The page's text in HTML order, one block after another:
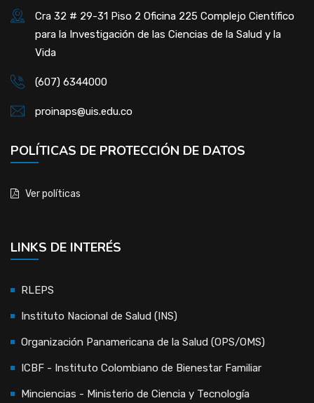
Cra 32 # 29-31 Piso 2 Oficina 225 Complejo Científico
para la Investigación de las Ciencias de la Salud y la
Vida
(607) 6344000
proinaps@uis.edu.co
POLÍTICAS DE PROTECCIÓN DE DATOS
Ver políticas
LINKS DE INTERÉS
RLEPS
Instituto Nacional de Salud (INS)
Organización Panamericana de la Salud (OPS/OMS)
ICBF - Instituto Colombiano de Bienestar Familiar
Minciencias - Ministerio de Ciencia y Tecnología